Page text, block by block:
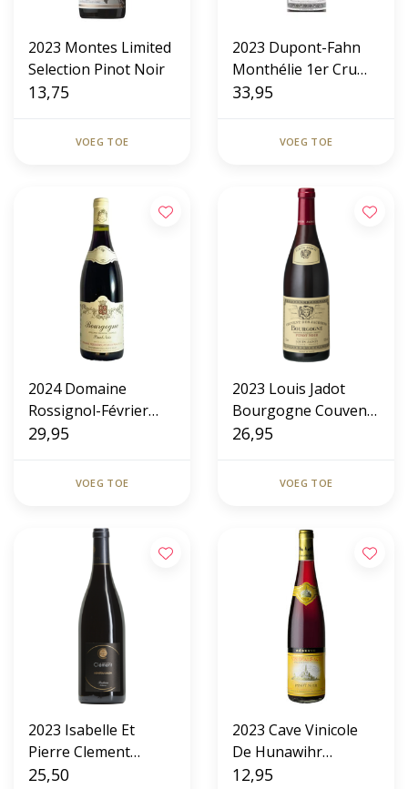
2023 Montes Limited
Selection Pinot Noir
13,75
VOEG TOE
2023 Dupont-Fahn
Monthélie 1er Cru
'Les Vignes Rondes'
33,95
VOEG TOE
2024 Domaine
Rossignol-Février
Père & Fils
29,95
VOEG TOE
2023 Louis Jadot
Bourgogne Couvent
Des Jacobins
26,95
VOEG TOE
2023 Isabelle Et
Pierre Clement
(Domaine De
25,50
2023 Cave Vinicole
De Hunawihr
Réserve Pinot Noir
12,95